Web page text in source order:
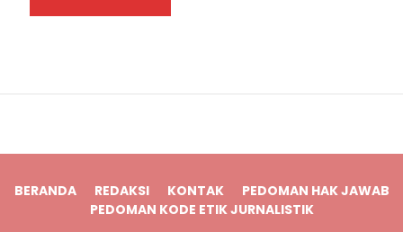
BERANDA REDAKSI KONTAK
PEDOMAN HAK JAWAB
PEDOMAN KODE ETIK JURNALISTIK